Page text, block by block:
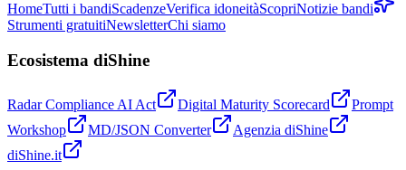
HomeTutti i bandiScadenzeVerifica idoneitàScopriNotizie bandi
Strumenti gratuitiNewsletterChi siamo
Ecosistema diShine
Radar Compliance AI Act Digital Maturity Scorecard
Prompt
Workshop
MD/JSON Converter
Agenzia diShine
diShine.it